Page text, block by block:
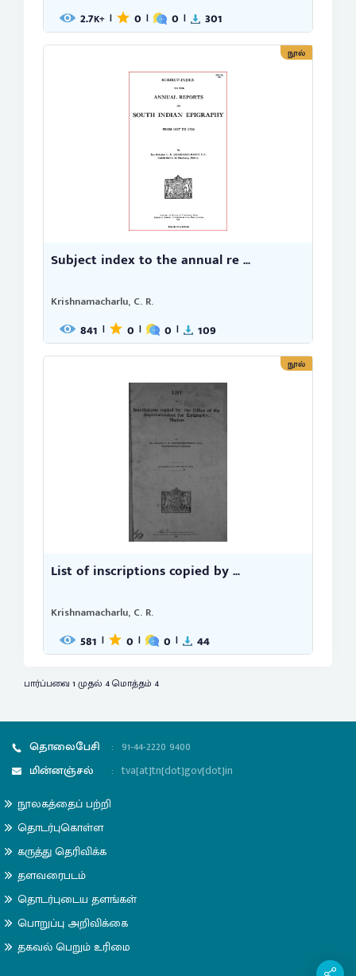
2.7K+ | 0 | 0 | 301
நூல்
Subject index to the annual re ...
Krishnamacharlu, C. R.
841 | 0 | 0 | 109
நூல்
List of inscriptions copied by ...
Krishnamacharlu, C. R.
581 | 0 | 0 | 44
பார்ப்பவை 1 முதல் 4 மொத்தம் 4
தொலைபேசி : 91-44-2220 9400
மின்னஞ்சல்
: tva[at]tn[dot]gov[dot]in
நூலகத்தைப் பற்றி
தொடர்புகொள்ள
கருத்து தெரிவிக்க
தளவரைபடம்
தொடர்புடைய தளங்கள்
பொறுப்பு அறிவிக்கை
தகவல் பெறும் உரிமை